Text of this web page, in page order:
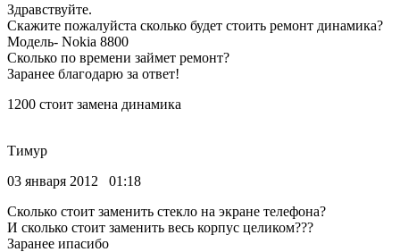
Здравствуйте.
Скажите пожалуйста сколько будет стоить ремонт динамика?
Модель- Nokia 8800
Сколько по времени займет ремонт?
Заранее благодарю за ответ!
1200 стоит замена динамика
Тимур
03 января 2012 01:18
Сколько стоит заменить стекло на экране телефона?
И сколько стоит заменить весь корпус целиком???
Заранее ипасибо